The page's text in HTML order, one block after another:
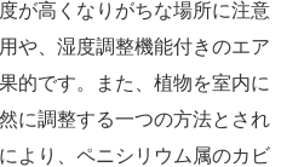
が高くなりがちな場所に注意
や、湿度調整機能付きのエア
的です。また、植物を室内に
に調整する一つの方法とされ
より、ペニシリウム属のカビ